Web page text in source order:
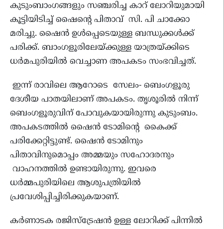
കുടുംബാംഗങ്ങളും സഞ്ചരിച്ച കാറ് ലോറിയുമായി
കൂട്ടിയിടിച്ച് ഷൈന്റെ പിതാവ് സി. പി ചാക്കോ
മരിച്ചു. ഷൈന്‍ ഉള്‍പ്പെടെയുള്ള ബന്ധുക്കള്‍ക്ക്
പരിക്ക്. ബാംഗളൂരിലേയ്ക്കുള്ള യാത്രയ്ക്കിടെ
ധര്‍മപുരിയില്‍ വെച്ചാണ അപകടം സംഭവിച്ചത്.
ഇന്ന് രാവിലെ ആറോടെ സേലം- ബെംഗളൂരു
ദേശീയ പാതയിലാണ് അപകടം. തൃശൂരില്‍ നിന്ന്
ബെംഗളൂരുവിന് പോവുകയായിരുന്നു കുടുംബം.
അപകടത്തില്‍ ഷൈന്‍ ടോമിന്റെ കൈക്ക്
പരിക്കേറ്റിട്ടുണ്ട്. ഷൈന്‍ ടോമിനും
പിതാവിനുമൊപ്പം അമ്മയും സഹോദരനും
വാഹനത്തില്‍ ഉണ്ടായിരുന്നു. ഇവരെ
ധര്‍മ്മപുരിയിലെ ആശുപത്രിയില്‍
പ്രവേശിപ്പിച്ചിരിക്കുകയാണ്.
കര്‍ണാടക രജിസ്‌ട്രേഷന്‍ ഉള്ള ലോറിക്ക് പിന്നില്‍